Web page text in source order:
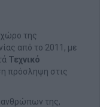
της
από το 2011, με
Τεχνικό
πρόσληψη στις
ανθρώπων της,